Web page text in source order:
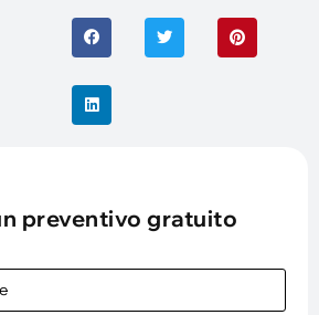
preventivo gratuito